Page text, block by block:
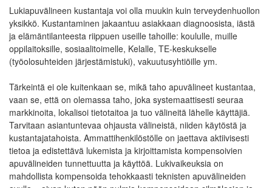
Lukiapuvälineen kustantaja voi olla muukin kuin terveydenhuollon
yksikkö. Kustantaminen jakaantuu asiakkaan diagnoosista, iästä
ja elämäntilanteesta riippuen useille tahoille: koululle, muille
oppilaitoksille, sosiaalitoimelle, Kelalle, TE-keskukselle
(työolosuhteiden järjestämistuki), vakuutusyhtiöille ym.
Tärkeintä ei ole kuitenkaan se, mikä taho apuvälineet kustantaa,
vaan se, että on olemassa taho, joka systemaattisesti seuraa
markkinoita, lokalisoi tietotaitoa ja tuo välineitä lähelle käyttäjiä.
Tarvitaan asiantuntevaa ohjausta välineistä, niiden käytöstä ja
kustantajatahoista. Ammattihenkilöstölle on jaettava aktiivisesti
tietoa ja edistettävä lukemista ja kirjoittamista kompensoivien
apuvälineiden tunnettuutta ja käyttöä. Lukivaikeuksia on
mahdollista kompensoida tehokkaasti teknisten apuvälineiden